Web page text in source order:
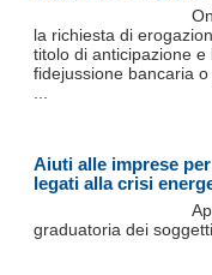
la richiesta di
titolo di anticipazione e
fidejussione bancaria
Aiuti alle imprese
legati alla crisi
graduatoria dei